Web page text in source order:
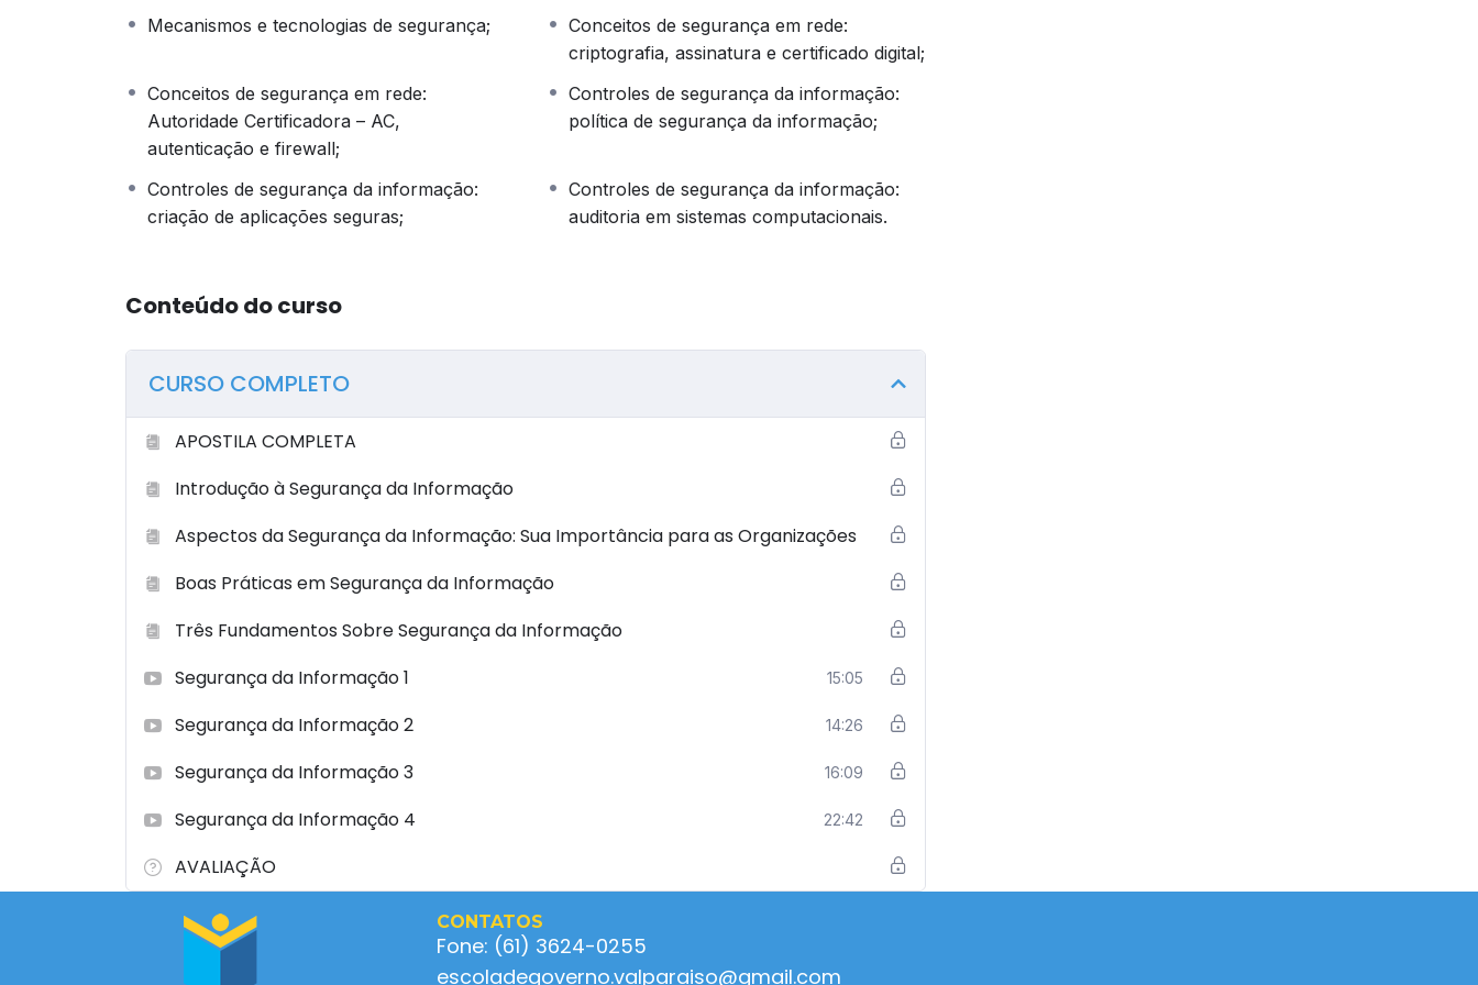
OBSERVAÇÃO: PARA QUE O(A) ALUNO(A) REALIZE A AVALIAÇÃO É NECESSÁRIO QUE
SEJAM REALIZADAS TODAS AS ETAPAS DO CURSO (AS ETAPAS OBRIGATORIAMENTE
SEGUEM UMA ORDEM, ONDE A ETAPA SEGUINTE SÓ SERÁ DISPONIBILIZADA COM A
CONCLUSÃO DA ANTERIOR). NESSE SENTIDO, NÃO É POSSÍVEL QUE O(A) ALUNO(A) PULE
ETAPAS.
Mecanismos e tecnologias de segurança;
Conceitos de segurança em rede:
criptografia, assinatura e certificado digital;
Conceitos de segurança em rede:
Autoridade Certificadora – AC,
autenticação e firewall;
Controles de segurança da informação:
política de segurança da informação;
Controles de segurança da informação:
criação de aplicações seguras;
Controles de segurança da informação:
auditoria em sistemas computacionais.
Conteúdo do curso
CURSO COMPLETO
APOSTILA COMPLETA
Introdução à Segurança da Informação
Aspectos da Segurança da Informação: Sua Importância para as Organizações
Boas Práticas em Segurança da Informação
Três Fundamentos Sobre Segurança da Informação
Segurança da Informação 1
15:05
Segurança da Informação 2 14:26
Segurança da Informação 3 16:09
Segurança da Informação 4 22:42
AVALIAÇÃO
CONTATOS
Fone: (61) 3624-0255
escoladegoverno.valparaiso@gmail.com